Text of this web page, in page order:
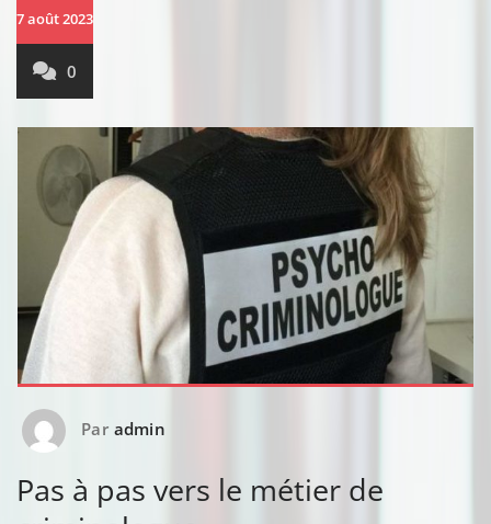
7 août 2023
0
Par admin
Pas à pas vers le métier de